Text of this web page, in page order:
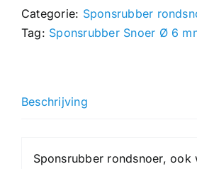
hoeveelheid
Categorie: Sponsrubber
Tag: Sponsrubber Snoer Ø 6
Beschrijving
Sponsrubber rondsnoer, ook